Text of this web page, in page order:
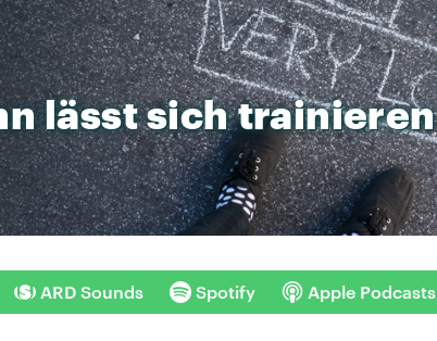
lässtsichtrainieren
ARD Sounds Spotify Apple Podcasts